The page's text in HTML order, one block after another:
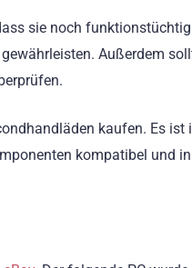
sie noch
Außerdem
kaufen. Es ist
kompatibel und